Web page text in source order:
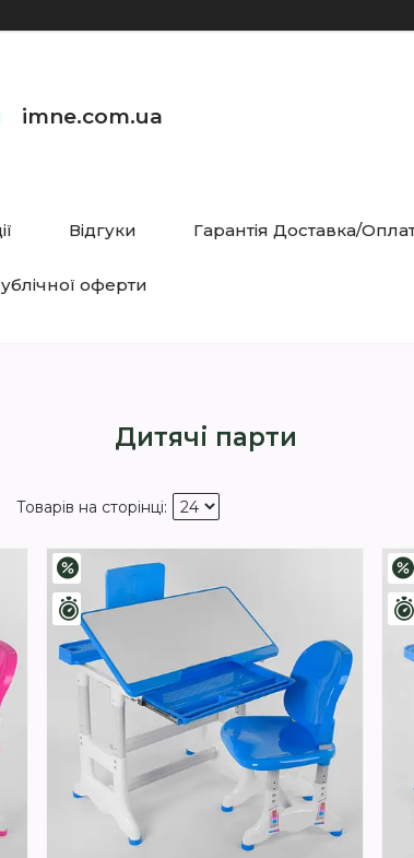
imne.com.ua
Відгуки Гарантія Доставка/
оферти
Дитячі парти
–4%
Залишилось 4 дні